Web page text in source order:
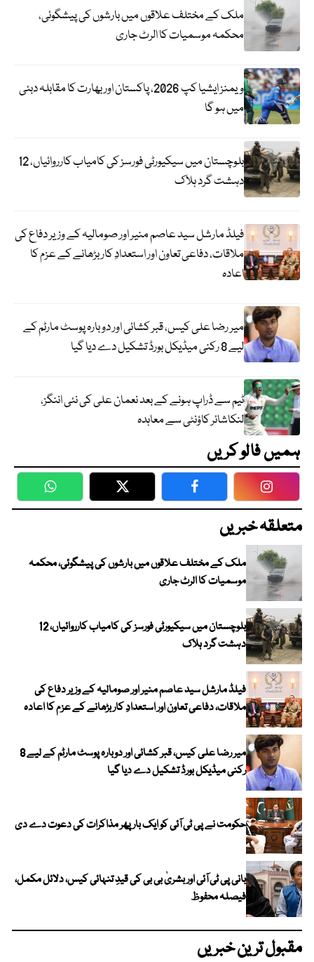
ملک کے مختلف علاقوں میں بارشوں کی پیشگوئی،
محکمہ موسمیات کا الرٹ جاری
ویمنز ایشیا کپ 2026، پاکستان اور بھارت کا مقابلہ دبئی
میں ہو گا
بلوچستان میں سیکیورٹی فورسز کی کامیاب کارروائیاں، 12
دہشت گرد ہلاک
فیلڈ مارشل سید عاصم منیر اور صومالیہ کے وزیر دفاع کی
ملاقات، دفاعی تعاون اور استعدادِ کار بڑھانے کے عزم کا
اعادہ
میر رضا علی کیس، قبر کشائی اور دوبارہ پوسٹ مارٹم کے
لیے 8 رکنی میڈیکل بورڈ تشکیل دے دیا گیا
ٹیم سے ڈراپ ہونے کے بعد نعمان علی کی نئی اننگز،
لنکاشائر کاؤنٹی سے معاہدہ
ہمیں فالو کریں
WhatsApp Twitter Facebook
متعلقہ خبریں
ملک کے مختلف علاقوں میں بارشوں کی پیشگوئی، محکمہ
موسمیات کا الرٹ جاری
بلوچستان میں سیکیورٹی فورسز کی کامیاب کارروائیاں، 12
دہشت گرد ہلاک
فیلڈ مارشل سید عاصم منیر اور صومالیہ کے وزیر دفاع کی
ملاقات، دفاعی تعاون اور استعدادِ کار بڑھانے کے عزم کا اعادہ
میر رضا علی کیس، قبر کشائی اور دوبارہ پوسٹ مارٹم کے لیے 8
رکنی میڈیکل بورڈ تشکیل دے دیا گیا
حکومت نے پی ٹی آئی کو ایک بارپھر مذاکرات کی دعوت دے دی
بانی پی ٹی آئی اور بشریٰ بی بی کی قیدِ تنہائی کیس، دلائل مکمل،
فیصلہ محفوظ
مقبول ترین خبریں